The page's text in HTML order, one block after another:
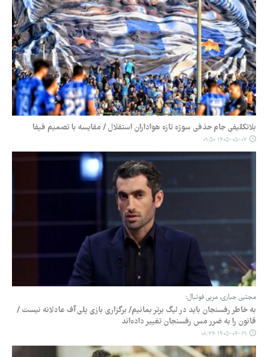
بلاتکلیفی جام حذفی سوژه تازه هواداران استقلال / مقایسه با تصمیم فیفا
۱۴۰۵-۰۵-۰۷ ۰۹:۵۰
مجتبی جباری، مربی فوتبال:
به خاطر رفسنجان باید در لیگ برتر بمانیم/ برگزاری بازی پلی‌آف عادلانه نیست /
قانون را به ضرر مس رفسنجان تغییر داده‌اند
۱۴۰۵-۰۴-۲۹ ۰۸:۳۴